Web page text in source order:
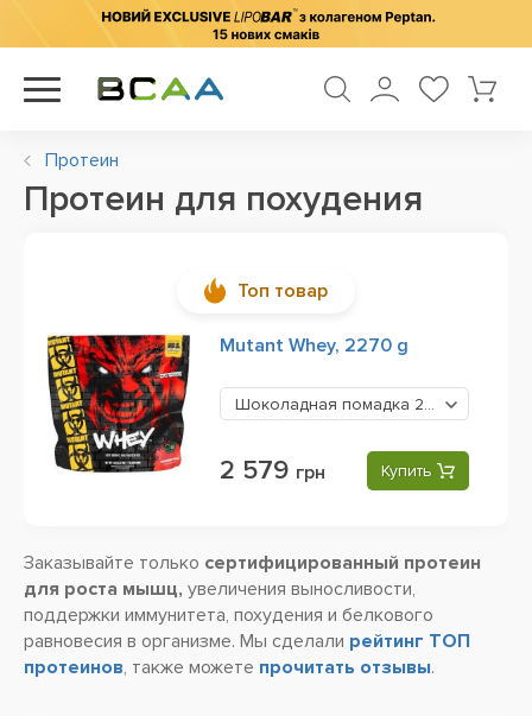
Протеин
Протеин для похудения
Топ товар
Mutant Whey, 2270 g
Шоколадная помадка 2579 грн
2 579 грн Купить
Заказывайте только сертифицированный протеин
для роста мышц, увеличения выносливости,
поддержки иммунитета, похудения и белкового
равновесия в организме. Мы сделали рейтинг ТОП
протеинов, также можете прочитать отзывы.